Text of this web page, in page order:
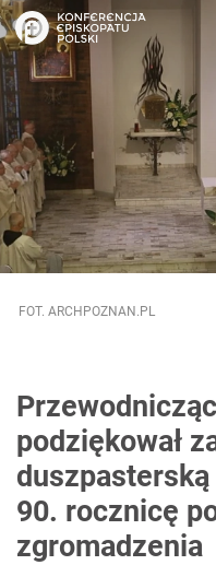
FOT. ARCHPOZNAN.PL
podziękował
90. rocznicę
zgromadzenia